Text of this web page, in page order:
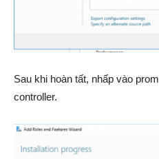
Sau khi hoàn tất, nhấp vào
controller.